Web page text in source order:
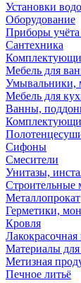
Установки
Оборудование
Приборы
Сантехника
Мебель для
Умывальники,
Мебель для
Ванны,
Сифоны
Смесители
Унитазы,
Строительные
Металлопрокат
Герметики,
Кровля
Материалы для
Метизная
Печное литьё